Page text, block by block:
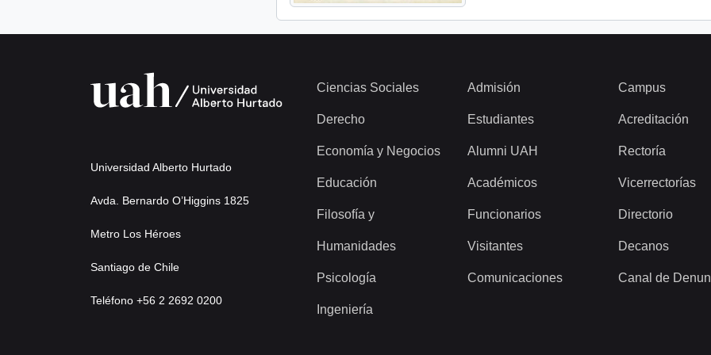
Universidad Alberto Hurtado
Avda. Bernardo O’Higgins 1825
Metro Los Héroes
Santiago de Chile
Teléfono +56 2 2692 0200
Ciencias Sociales
Derecho
Economía y Negocios
Educación
Filosofía y
Humanidades
Psicología
Ingeniería
Admisión
Estudiantes
Alumni UAH
Académicos
Funcionarios
Visitantes
Comunicaciones
Campus
Acreditación
Rectoría
Vicerrectorías
Directorio
Decanos
Canal de